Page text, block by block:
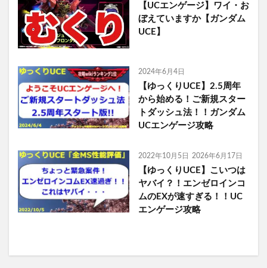
【UCエンゲージ】ワイ・お
ぼえていますか【ガンダム
UCE】
2024年6月4日
【ゆっくりUCE】2.5周年
から始める！ご新規スター
トダッシュ法！！ガンダム
UCエンゲージ攻略
2022年10月5日 2026年6月17日
【ゆっくりUCE】こいつは
ヤバイ？！エンゼロインコ
ムのEXが速すぎる！！UC
エンゲージ攻略